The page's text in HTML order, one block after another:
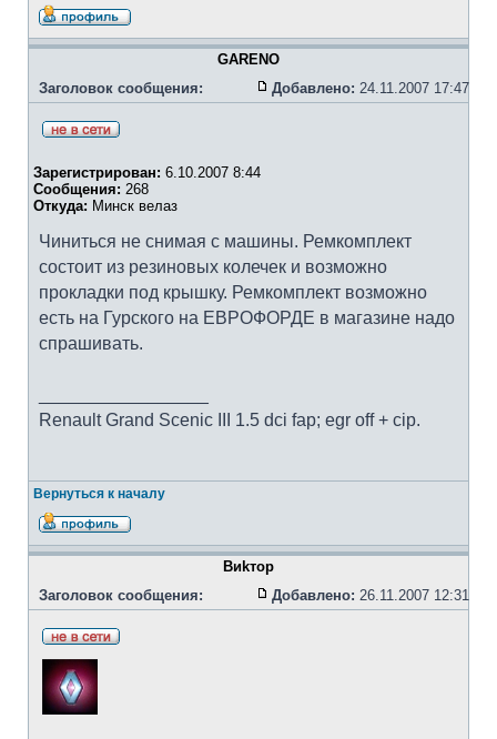
GARENO
Заголовок сообщения:
Добавлено: 24.11.2007 17:47
Зарегистрирован: 6.10.2007 8:44
Сообщения: 268
Откуда: Минск велаз
Чиниться не снимая с машины. Ремкомплект
состоит из резиновых колечек и возможно
прокладки под крышку. Ремкомплект возможно
есть на Гурского на ЕВРОФОРДЕ в магазине надо
спрашивать.
Renault Grand Scenic III 1.5 dci fap; egr off + cip.
Вернуться к началу
Bиkтоp
Заголовок сообщения:
Добавлено: 26.11.2007 12:31